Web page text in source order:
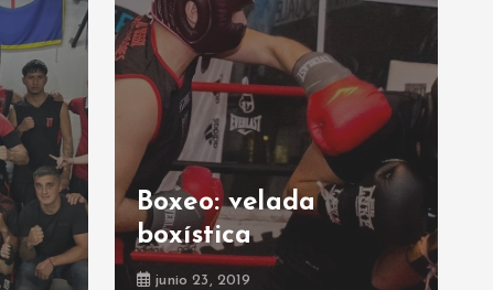
Boxeo: velada
boxística
junio 23, 2019